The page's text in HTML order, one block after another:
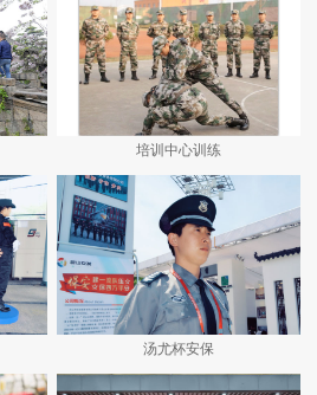
培训中心训练
汤尤杯安保